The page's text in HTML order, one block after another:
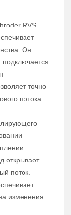
RVS
Он
подключается
точно
потока.
открывает
поток.
изменения